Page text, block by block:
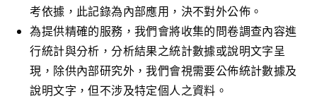
考依據，此記錄為內部應用，決不對外公佈。
為提供精確的服務，我們會將收集的問卷調查內容進
行統計與分析，分析結果之統計數據或說明文字呈
現，除供內部研究外，我們會視需要公佈統計數據及
說明文字，但不涉及特定個人之資料。